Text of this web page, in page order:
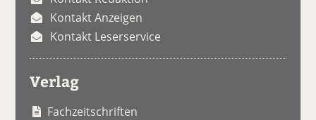
Kontakt Anzeigen
Kontakt Leserservice
Verlag
Fachzeitschriften